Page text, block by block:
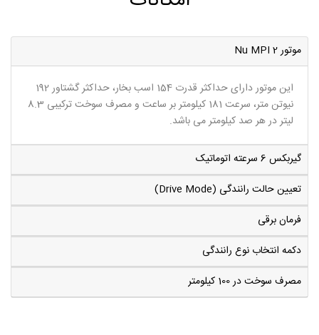
موتور 2 Nu MPI
این موتور دارای حداکثر قدرت 154 اسب بخار، حداکثر گشتاور 192
نیوتن متر، سرعت 181 کیلومتر بر ساعت و مصرف سوخت ترکیبی 8.3
لیتر در هر صد کیلومتر می باشد.
گیربکس 6 سرعته اتوماتیک
تعیین حالت رانندگی (Drive Mode)
فرمان برقی
دکمه انتخاب نوع رانندگی
مصرف سوخت در 100 کیلومتر